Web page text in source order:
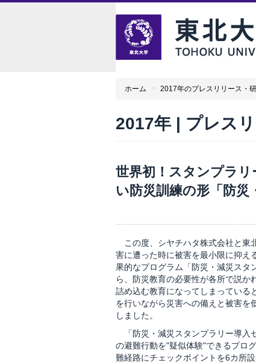
ホーム > 2017年のプレスリリース・
2017年 | プレス
世界初！スタンプラ
い防災訓練の形「防
この度、シヤチハタ株式会社と東
害に遭った時に被害を最小限に抑え
果的なプログラム「防災・減災スタ
ら、防災教育の必要性が各所で説か
詰め込む教育になってしまっている
を行いながら災害への備えと被害を
しました。
「防災・減災スタンプラリー導入
の避難行動を"疑似体験"できるプロ
難経路にチェックポイントを6カ所